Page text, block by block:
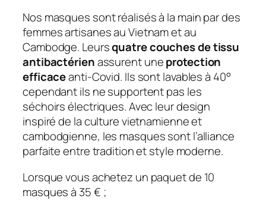
u
e
s
p
o
u
r
e
n
f
a
n
t
Nos masques sont réalisés à la main par des
femmes artisanes au Vietnam et au
Cambodge. Leursquatre couches de tissu
antibactérienassurent uneprotection
efficaceanti-Covid. Ils sont lavables à 40°
cependant ils ne supportent pas les
séchoirs électriques. Avec leur design
inspiré de la culture vietnamienne et
cambodgienne, les masques sont l’alliance
parfaite entre tradition et style moderne.
Lorsque vous achetez un paquet de 10
masques à 35 € ;